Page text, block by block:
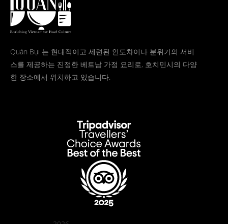
Quán Bụi 는 현대적이고 세련된 인도차이나 분위기의 서비
스를 제공하는 진정한 베트남 가정 요리로, 호치민시의 다양
한 장소에서 위치하고 있습니다.